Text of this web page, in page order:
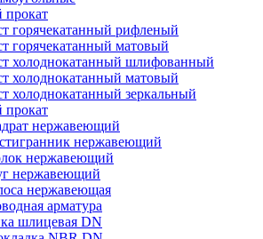
прокат
горячекатанный рифленый
горячекатанный матовый
холоднокатанный шлифованный
холоднокатанный матовый
холоднокатанный зеркальный
прокат
нержавеющий
нержавеющий
нержавеющий
нержавеющий
нержавеющая
арматура
шлицевая DN